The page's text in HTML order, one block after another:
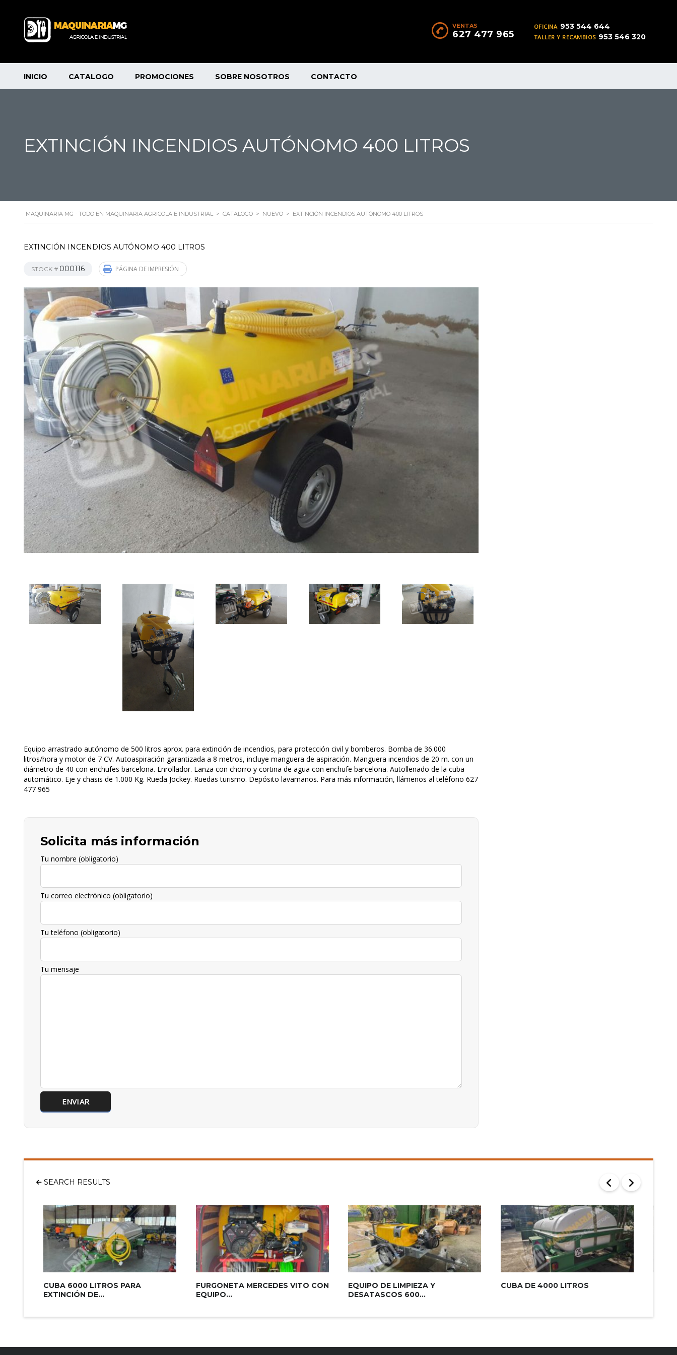
OFICINA 953 544 644
TALLER Y RECAMBIOS 953 546 320
VENTAS
627 477 965
INICIO CATALOGO PROMOCIONES SOBRE NOSOTROS CONTACTO
EXTINCIÓN INCENDIOS AUTÓNOMO 400 LITROS
MAQUINARIA MG - TODO EN MAQUINARIA AGRICOLA E INDUSTRIAL > CATALOGO > NUEVO > EXTINCIÓN INCENDIOS AUTÓNOMO 400 LITROS
EXTINCIÓN INCENDIOS AUTÓNOMO 400 LITROS
STOCK # 000116 PÁGINA DE IMPRESIÓN
Equipo arrastrado autónomo de 500 litros aprox. para extinción de incendios, para protección civil y bomberos. Bomba de 36.000
litros/hora y motor de 7 CV. Autoaspiración garantizada a 8 metros, incluye manguera de aspiración. Manguera incendios de 20 m. con un
diámetro de 40 con enchufes barcelona. Enrollador. Lanza con chorro y cortina de agua con enchufe barcelona. Autollenado de la cuba
automático. Eje y chasis de 1.000 Kg. Rueda Jockey. Ruedas turismo. Depósito lavamanos. Para más información, llámenos al teléfono 627
477 965
Solicita más información
Tu nombre (obligatorio)
Tu correo electrónico (obligatorio)
Tu teléfono (obligatorio)
Tu mensaje
SEARCH RESULTS
CUBA 6000 LITROS PARA
EXTINCIÓN DE...
FURGONETA MERCEDES VITO CON
EQUIPO...
EQUIPO DE LIMPIEZA Y
DESATASCOS 600...
CUBA DE 4000 LITROS